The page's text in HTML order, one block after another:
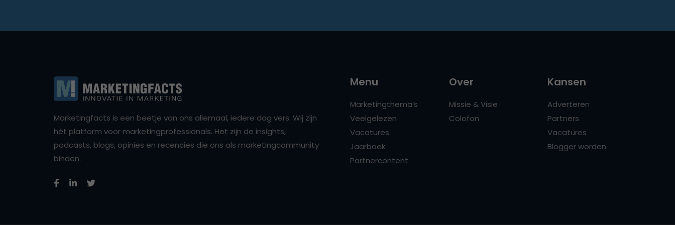
Marketingfacts is een beetje van ons allemaal, iedere dag vers. Wij zijn
hét platform voor marketingprofessionals. Het zijn de insights,
podcasts, blogs, opinies en recencies die ons als marketingcommunity
binden.
Menu
Marketingthema’s
Veelgelezen
Vacatures
Jaarboek
Partnercontent
Over
Missie & Visie
Colofon
Kansen
Adverteren
Partners
Vacatures
Blogger worden